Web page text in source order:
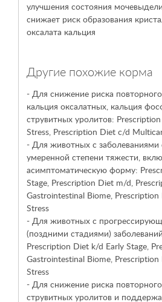
улучшения состояния
снижает риск образования
оксалата кальция
Другие похожие корма
- Для снижение риска
кальция оксалатных, кальция
струвитных уролитов:
Stress, Prescription Diet c/d
- Для животных с заболеваниями
умеренной степени тяжести,
асимптоматическую форму:
Stage, Prescription Diet m/d,
Gastrointestinal Biome, Prescription
Stress
- Для животных с
(поздними стадиями)
Prescription Diet k/d Early Stage,
Gastrointestinal Biome, Prescription
Stress
- Для снижение риска
струвитных уролитов и